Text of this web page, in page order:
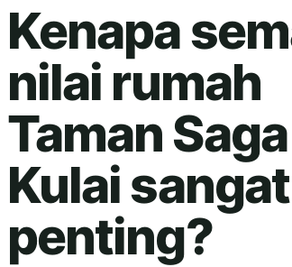
Kenapa
nilai rumah
Taman Saga
Kulai sangat
penting?